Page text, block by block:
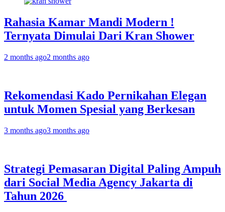
Rahasia Kamar Mandi Modern !
Ternyata Dimulai Dari Kran Shower
2 months ago2 months ago
Rekomendasi Kado Pernikahan Elegan
untuk Momen Spesial yang Berkesan
3 months ago3 months ago
Strategi Pemasaran Digital Paling Ampuh
dari Social Media Agency Jakarta di
Tahun 2026